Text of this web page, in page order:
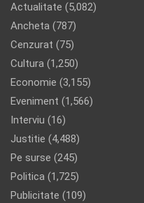
Actualitate (5,082)
Ancheta (787)
Cenzurat (75)
Cultura (1,250)
Economie (3,155)
Eveniment (1,566)
Interviu (16)
Justitie (4,488)
Pe surse (245)
Politica (1,725)
Publicitate (109)